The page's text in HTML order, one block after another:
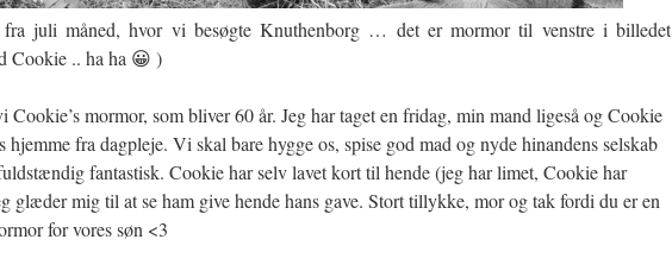
juli måned, hvor vi besøgte Knuthenborg … det er mormor til venstre i billedet
Cookie .. ha ha 😀 )
Cookie’s mormor, som bliver 60 år. Jeg har taget en fridag, min mand ligeså og Cookie
hjemme fra dagpleje. Vi skal bare hygge os, spise god mad og nyde hinandens selskab
fantastisk. Cookie har selv lavet kort til hende (jeg har limet, Cookie har
glæder mig til at se ham give hende hans gave. Stort tillykke, mor og tak fordi du er en
for vores søn <3